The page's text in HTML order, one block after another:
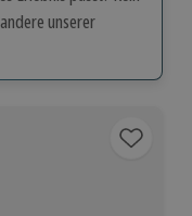
unserer